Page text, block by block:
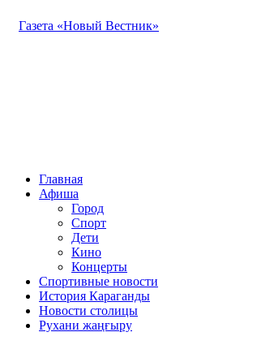
Газета «Новый Вестник»
Главная
Афиша
Город
Спорт
Дети
Кино
Концерты
Спортивные новости
История Караганды
Новости столицы
Рухани жаңғыру